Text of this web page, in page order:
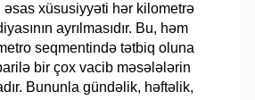
əsas xüsusiyyəti hər kilometrə
ayrılmasıdır. Bu, həm
seqmentində tətbiq oluna
bir çox vacib məsələlərin
Bununla gündəlik, həftəlik,